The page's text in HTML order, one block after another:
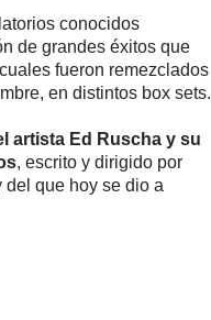
conocidos
de grandes éxitos que
fueron remezclados
en distintos box sets.
artista Ed Ruscha y su
, escrito y dirigido por
del que hoy se dio a